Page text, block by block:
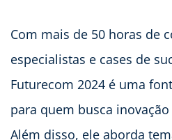
Com mais de 50 horas de
especialistas e cases de
Futurecom 2024 é uma
para quem busca
Além disso, ele aborda